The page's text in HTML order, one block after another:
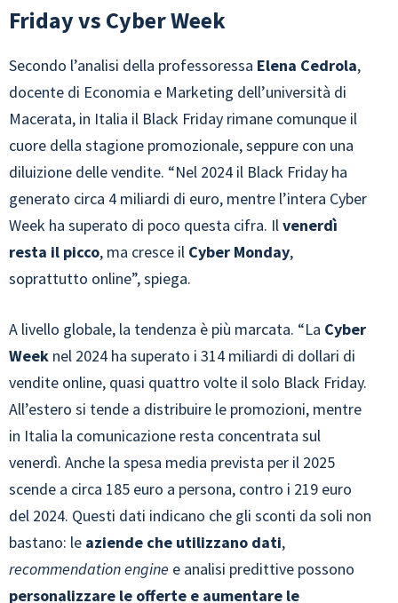
Friday vs Cyber Week
Secondo l’analisi della professoressa Elena Cedrola,
docente di Economia e Marketing dell’università di
Macerata, in Italia il Black Friday rimane comunque il
cuore della stagione promozionale, seppure con una
diluizione delle vendite. “Nel 2024 il Black Friday ha
generato circa 4 miliardi di euro, mentre l’intera Cyber
Week ha superato di poco questa cifra. Ilvenerdì
resta il picco, ma cresce il Cyber Monday,
soprattutto online”, spiega.
A livello globale, la tendenza è più marcata. “La Cyber
Week nel 2024 ha superato i 314 miliardi di dollari di
vendite online, quasi quattro volte il solo Black Friday.
All’estero si tende a distribuire le promozioni, mentre
in Italia la comunicazione resta concentrata sul
venerdì. Anche la spesa media prevista per il 2025
scende a circa 185 euro a persona, contro i 219 euro
del 2024. Questi dati indicano che gli sconti da soli non
bastano: le aziende che utilizzano dati,
recommendation engine e analisi predittive possono
personalizzare le offerte e aumentare le